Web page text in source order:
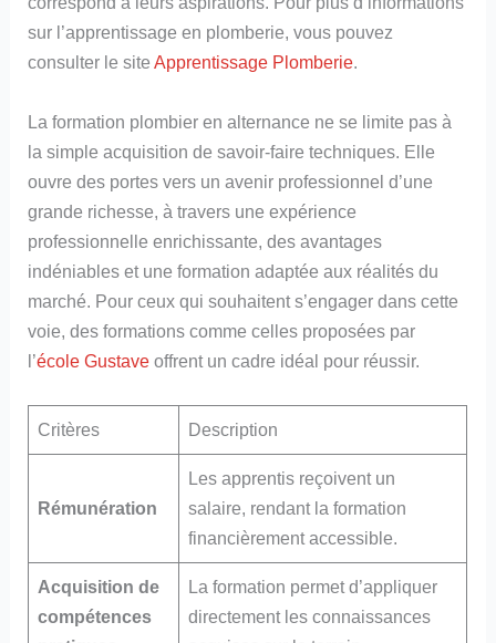
sur l’apprentissage en plomberie, vous pouvez
consulter le siteApprentissage Plomberie.
La formation plombier en alternance ne se limite pas à
la simple acquisition de savoir-faire techniques. Elle
ouvre des portes vers un avenir professionnel d’une
grande richesse, à travers une expérience
professionnelle enrichissante, des avantages
indéniables et une formation adaptée aux réalités du
marché. Pour ceux qui souhaitent s’engager dans cette
voie, des formations comme celles proposées par
l’école Gustave offrent un cadre idéal pour réussir.
Critères Description
Rémunération
Les apprentis reçoivent un
salaire, rendant la formation
financièrement accessible.
Acquisition de
compétences
La formation permet d’appliquer
directement les connaissances